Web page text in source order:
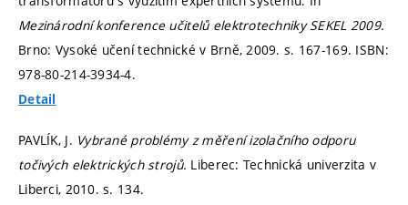
Mezinárodní konference učitelů elektrotechniky SEKEL 2009.
Brno: Vysoké učení technické v Brně, 2009.s. 167-169. ISBN:
978-80-214-3934-4.
Detail
PAVLÍK, J. Vybrané problémy z měření izolačního odporu
točivých elektrických strojů. Liberec: Technická univerzita v
Liberci, 2010.s. 134.